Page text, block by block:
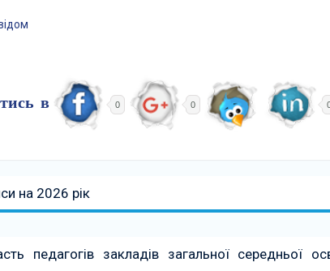
в 0 0
на 2026 рік
педагогів закладів загальної середньої